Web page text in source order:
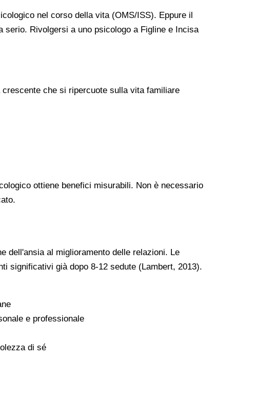
nel corso della vita (OMS/ISS). Eppure il
serio. Rivolgersi a uno psicologo a Figline e Incisa
che si ripercuote sulla vita familiare
ottiene benefici misurabili. Non è necessario
dell'ansia al miglioramento delle relazioni. Le
significativi già dopo 8-12 sedute (Lambert, 2013).
e professionale
di sé